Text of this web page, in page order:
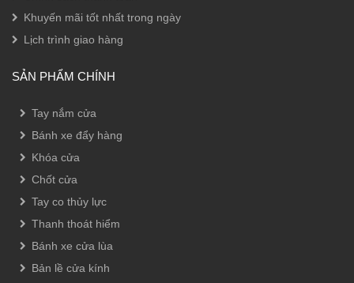
Khuyến mãi tốt nhất trong ngày
Lịch trình giao hàng
SẢN PHẨM CHÍNH
Tay nắm cửa
Bánh xe đẩy hàng
Khóa cửa
Chốt cửa
Tay co thủy lực
Thanh thoát hiểm
Bánh xe cửa lùa
Bản lề cửa kính